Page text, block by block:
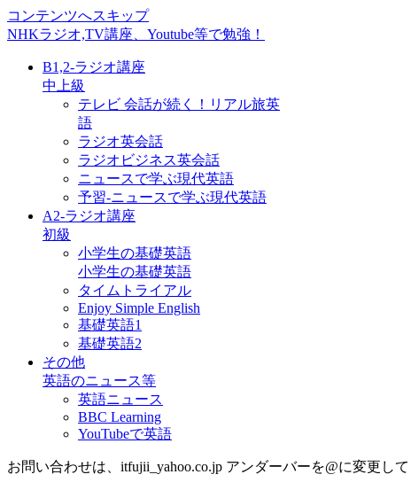
コンテンツへスキップ
NHKラジオ,TV講座、Youtube等で勉強！
B1,2-ラジオ講座
中上級
テレビ 会話が続く！リアル旅英
語
ラジオ英会話
ラジオビジネス英会話
ニュースで学ぶ現代英語
予習-ニュースで学ぶ現代英語
A2-ラジオ講座
初級
小学生の基礎英語
小学生の基礎英語
タイムトライアル
Enjoy Simple English
基礎英語1
基礎英語2
その他
英語のニュース等
英語ニュース
BBC Learning
YouTubeで英語
お問い合わせは、itfujii_yahoo.co.jp アンダーバーを@に変更して